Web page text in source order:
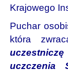
Krajowego
Puchar
która
uczczenia